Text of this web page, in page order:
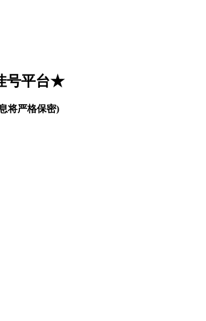
号平台★
将严格保密)